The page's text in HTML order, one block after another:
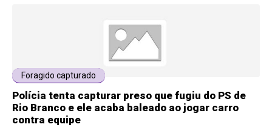
Foragido capturado
Polícia tenta capturar preso que fugiu do PS de
Rio Branco e ele acaba baleado ao jogar carro
contra equipe